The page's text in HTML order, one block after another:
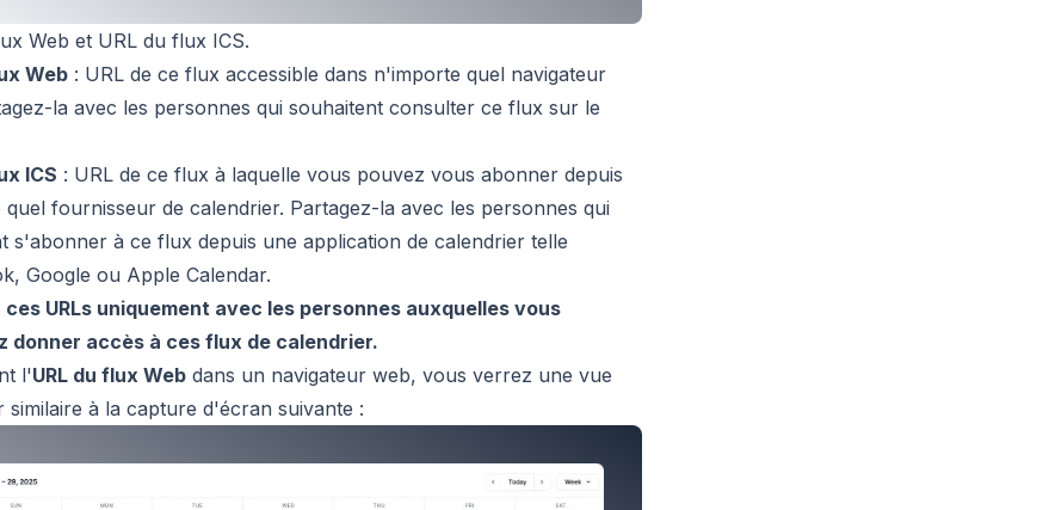
Web et URL du flux ICS.
Web : URL de ce flux accessible dans n'importe quel navigateur
la avec les personnes qui souhaitent consulter ce flux sur le
ICS : URL de ce flux à laquelle vous pouvez vous abonner depuis
fournisseur de calendrier. Partagez-la avec les personnes qui
s'abonner à ce flux depuis une application de calendrier telle
Google ou Apple Calendar.
ces URLs uniquement avec les personnes auxquelles vous
donner accès à ces flux de calendrier.
l'URL du flux Web dans un navigateur web, vous verrez une vue
similaire à la capture d'écran suivante :